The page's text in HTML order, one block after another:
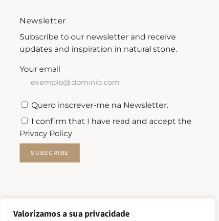
Valorizamos a sua privacidade
Newsletter
Subscribe to our newsletter and receive
updates and inspiration in natural stone.
Your email
Quero inscrever-me na Newsletter.
I confirm that I have read and accept the
Privacy Policy
SUBSCRIBE